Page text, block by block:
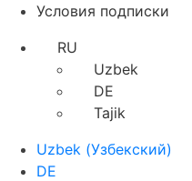
Условия подписки
RU
Uzbek
DE
Tajik
Uzbek (Узбекский)
DE